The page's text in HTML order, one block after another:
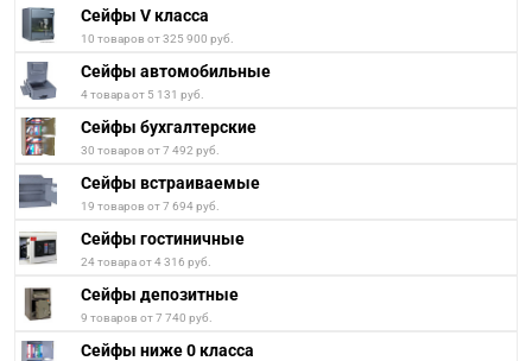
Сейфы V класса
10 товаров от 325 900 руб.
Сейфы автомобильные
4 товара от 5 131 руб.
Сейфы бухгалтерские
30 товаров от 7 492 руб.
Сейфы встраиваемые
19 товаров от 7 694 руб.
Сейфы гостиничные
24 товара от 4 316 руб.
Сейфы депозитные
9 товаров от 7 740 руб.
Сейфы ниже 0 класса